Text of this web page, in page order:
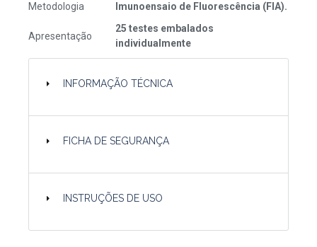
Metodologia
Imunoensaio de Fluorescência (FIA).
Apresentação
25 testes embalados
individualmente
INFORMAÇÃO TÉCNICA
FICHA DE SEGURANÇA
INSTRUÇÕES DE USO